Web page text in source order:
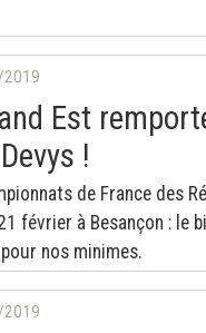
Est
!
de France des
février à Besançon : le
nos minimes.